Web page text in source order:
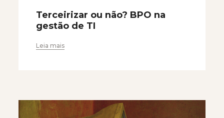
Terceirizar ou não? BPO na
gestão de TI
Leia mais